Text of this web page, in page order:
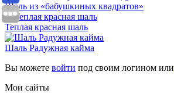
Шаль из «бабушкиных квадратов»
Теплая красная шаль
Шаль Радужная кайма
Вы можете войти под своим логином или
Мои сайты